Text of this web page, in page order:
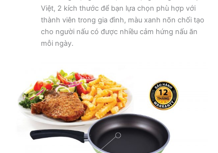
Việt, 2 kích thước để bạn lựa chọn phù hợp với
thành viên trong gia đình, màu xanh nõn chối tạo
cho người nấu có được nhiều cảm hứng nấu ăn
mỗi ngày.